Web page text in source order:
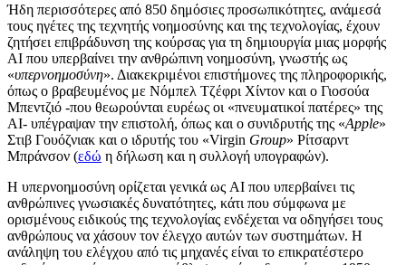
Ήδη περισσότερες από 850 δημόσιες προσωπικότητες, ανάμεσά
τους ηγέτες της τεχνητής νοημοσύνης και της τεχνολογίας, έχουν
ζητήσει επιβράδυνση της κούρσας για τη δημιουργία μιας μορφής
AI που υπερβαίνει την ανθρώπινη νοημοσύνη, γνωστής ως
«υπερνοημοσύνη». Διακεκριμένοι επιστήμονες της πληροφορικής,
όπως ο βραβευμένος με Νόμπελ Τζέφρι Χίντον και ο Γιοσούα
Μπεντζιό -που θεωρούνται ευρέως οι «πνευματικοί πατέρες» της
AI- υπέγραψαν την επιστολή, όπως και ο συνιδρυτής της «Apple»
Στιβ Γουόζνιακ και ο ιδρυτής του «Virgin Group» Ρίτσαρντ
Μπράνσον (εδώ η δήλωση και η συλλογή υπογραφών).
Η υπερνοημοσύνη ορίζεται γενικά ως AI που υπερβαίνει τις
ανθρώπινες γνωσιακές δυνατότητες, κάτι που σύμφωνα με
ορισμένους ειδικούς της τεχνολογίας ενδέχεται να οδηγήσει τους
ανθρώπους να χάσουν τον έλεγχο αυτών των συστημάτων. Η
ανάληψη του ελέγχου από τις μηχανές είναι το επικρατέστερο